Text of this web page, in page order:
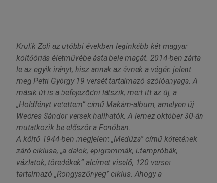
Krulik Zoli az utóbbi években leginkább két magyar
költőóriás életművébe ásta bele magát. 2014-ben zárta
le az egyik irányt, hisz annak az évnek a végén jelent
meg Petri György 19 versét tartalmazó szólóanyaga. A
másik út is a befejeződni látszik, mert itt az új, a
„Holdfényt vetettem” című Makám-album, amelyen új
Weöres Sándor versek hallhatók. A lemez október 30-án
mutatkozik be először a Fonóban.
A költő 1944-ben megjelent „Medúza” című kötetének
záró ciklusa, „a dalok, epigrammák, ütempróbák,
vázlatok, töredékek” alcímet viselő, 120 verset
tartalmazó „Rongyszőnyeg” ciklus. Ahogy a